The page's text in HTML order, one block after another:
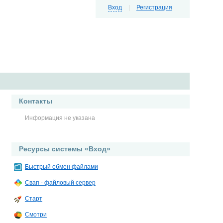
Вход Регистрация
Контакты
Информация не указана
Ресурсы системы «Вход»
Быстрый обмен файлами
Свап - файловый сервер
Старт
Смотри